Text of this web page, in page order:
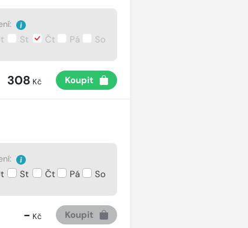
St Čt Pá So
308 Kč Koupit
St Čt Pá So
- Kč Koupit